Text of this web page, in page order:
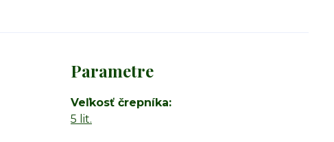
Parametre
Veľkosť črepníka
5 lit.